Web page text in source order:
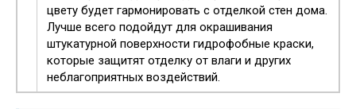
цвету будет гармонировать с отделкой стен дома.
Лучше всего подойдут для окрашивания
штукатурной поверхности гидрофобные краски,
которые защитят отделку от влаги и других
неблагоприятных воздействий.